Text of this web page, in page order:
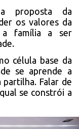
proposta da
os valores da
a família a ser
célula base da
se aprende a
Falar de
se constrói a